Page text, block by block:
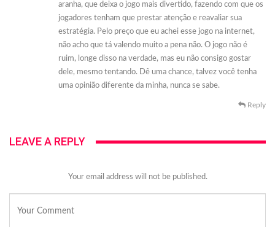
aranha, que deixa o jogo mais divertido, fazendo com que os
jogadores tenham que prestar atenção e reavaliar sua
estratégia. Pelo preço que eu achei esse jogo na internet,
não acho que tá valendo muito a pena não. O jogo não é
ruim, longe disso na verdade, mas eu não consigo gostar
dele, mesmo tentando. Dê uma chance, talvez você tenha
uma opinião diferente da minha, nunca se sabe.
Reply
LEAVE A REPLY
Your email address will not be published.